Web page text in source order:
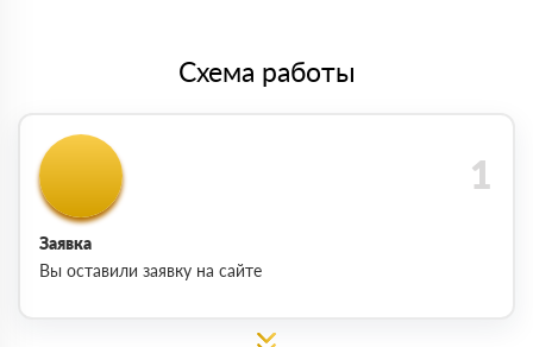
Схема работы
Заявка
Вы оставили заявку на сайте